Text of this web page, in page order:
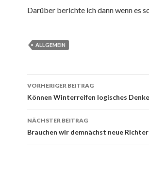
Darüber berichte ich dann wenn es
ALLGEMEIN
Beitrags-
Navigation
VORHERIGER BEITRAG
Können Winterreifen logisches
NÄCHSTER BEITRAG
Brauchen wir demnächst neue